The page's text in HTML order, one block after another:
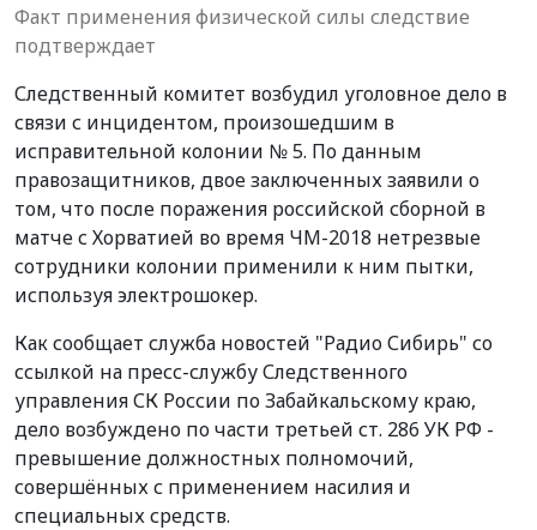
Факт применения физической силы следствие
подтверждает
Следственный комитет возбудил уголовное дело в
связи с инцидентом, произошедшим в
исправительной колонии № 5. По данным
правозащитников, двое заключенных заявили о
том, что после поражения российской сборной в
матче с Хорватией во время ЧМ-2018 нетрезвые
сотрудники колонии применили к ним пытки,
используя электрошокер.
Как сообщает служба новостей "Радио Сибирь" со
ссылкой на пресс-службу Следственного
управления СК России по Забайкальскому краю,
дело возбуждено по части третьей ст. 286 УК РФ -
превышение должностных полномочий,
совершённых с применением насилия и
специальных средств.